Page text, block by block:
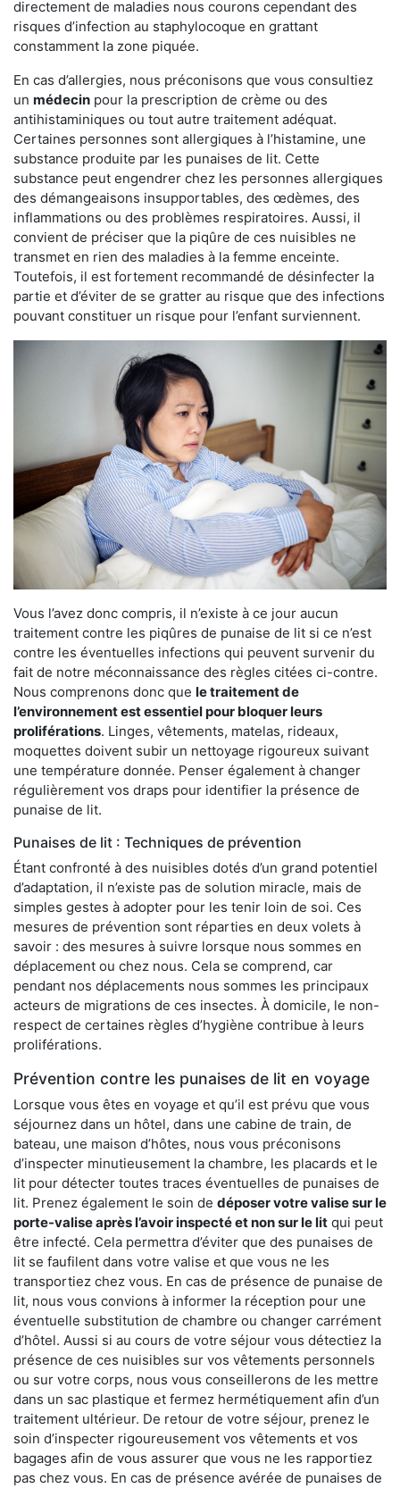
directement de maladies nous courons cependant des
risques d’infection au staphylocoque en grattant
constamment la zone piquée.
En cas d’allergies, nous préconisons que vous consultiez
un médecin pour la prescription de crème ou des
antihistaminiques ou tout autre traitement adéquat.
Certaines personnes sont allergiques à l’histamine, une
substance produite par les punaises de lit. Cette
substance peut engendrer chez les personnes allergiques
des démangeaisons insupportables, des œdèmes, des
inflammations ou des problèmes respiratoires. Aussi, il
convient de préciser que la piqûre de ces nuisibles ne
transmet en rien des maladies à la femme enceinte.
Toutefois, il est fortement recommandé de désinfecter la
partie et d’éviter de se gratter au risque que des infections
pouvant constituer un risque pour l’enfant surviennent.
Vous l’avez donc compris, il n’existe à ce jour aucun
traitement contre les piqûres de punaise de lit si ce n’est
contre les éventuelles infections qui peuvent survenir du
fait de notre méconnaissance des règles citées ci-contre.
Nous comprenons donc que le traitement de
l’environnement est essentiel pour bloquer leurs
proliférations. Linges, vêtements, matelas, rideaux,
moquettes doivent subir un nettoyage rigoureux suivant
une température donnée. Penser également à changer
régulièrement vos draps pour identifier la présence de
punaise de lit.
Punaises de lit : Techniques de prévention
Étant confronté à des nuisibles dotés d’un grand potentiel
d’adaptation, il n’existe pas de solution miracle, mais de
simples gestes à adopter pour les tenir loin de soi. Ces
mesures de prévention sont réparties en deux volets à
savoir : des mesures à suivre lorsque nous sommes en
déplacement ou chez nous. Cela se comprend, car
pendant nos déplacements nous sommes les principaux
acteurs de migrations de ces insectes. À domicile, le non-
respect de certaines règles d’hygiène contribue à leurs
proliférations.
Prévention contre les punaises de lit en voyage
Lorsque vous êtes en voyage et qu’il est prévu que vous
séjournez dans un hôtel, dans une cabine de train, de
bateau, une maison d’hôtes, nous vous préconisons
d’inspecter minutieusement la chambre, les placards et le
lit pour détecter toutes traces éventuelles de punaises de
lit. Prenez également le soin de déposer votre valise sur le
porte-valise après l’avoir inspecté et non sur le lit qui peut
être infecté. Cela permettra d’éviter que des punaises de
lit se faufilent dans votre valise et que vous ne les
transportiez chez vous. En cas de présence de punaise de
lit, nous vous convions à informer la réception pour une
éventuelle substitution de chambre ou changer carrément
d’hôtel. Aussi si au cours de votre séjour vous détectiez la
présence de ces nuisibles sur vos vêtements personnels
ou sur votre corps, nous vous conseillerons de les mettre
dans un sac plastique et fermez hermétiquement afin d’un
traitement ultérieur. De retour de votre séjour, prenez le
soin d’inspecter rigoureusement vos vêtements et vos
bagages afin de vous assurer que vous ne les rapportiez
pas chez vous. En cas de présence avérée de punaises de